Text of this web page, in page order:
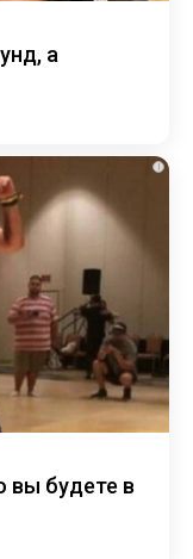
а
i
вы будете в